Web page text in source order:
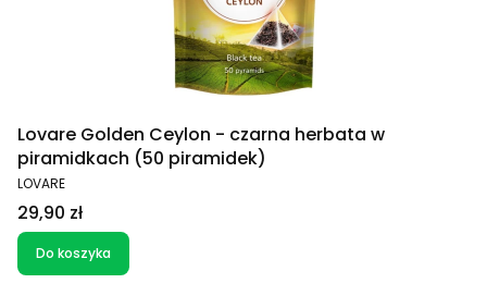
Lovare Golden Ceylon - czarna herbata w
piramidkach (50 piramidek)
PRODUCENT
LOVARE
Cena
29,90 zł
Do koszyka